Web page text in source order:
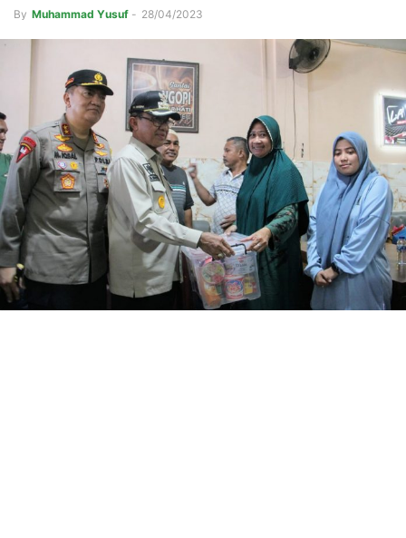
By Muhammad Yusuf - 28/04/2023